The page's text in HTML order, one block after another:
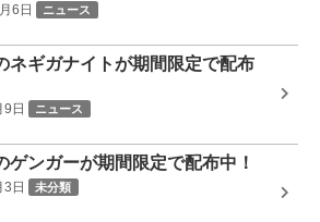
6日 ニュース
ネギガナイトが期間限定で配布
日 ニュース
ゲンガーが期間限定で配布中！
日 未分類